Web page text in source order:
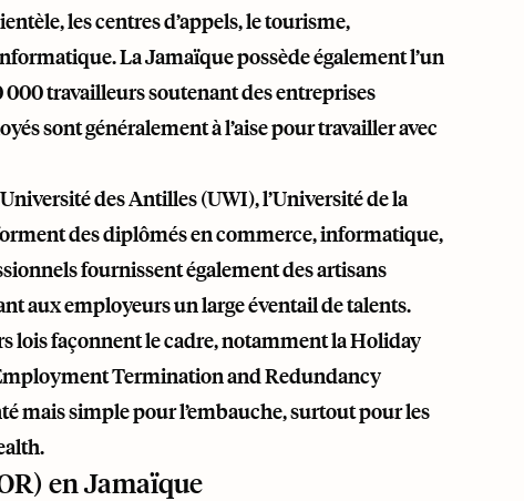
les centres d’appels, le tourisme,
La Jamaïque possède également l’un
000 travailleurs soutenant des entreprises
sont généralement à l’aise pour travailler avec
des Antilles (UWI), l’Université de la
des diplômés en commerce, informatique,
fournissent également des artisans
aux employeurs un large éventail de talents.
lois façonnent le cadre, notamment la Holiday
Termination and Redundancy
mais simple pour l’embauche, surtout pour les
en Jamaïque